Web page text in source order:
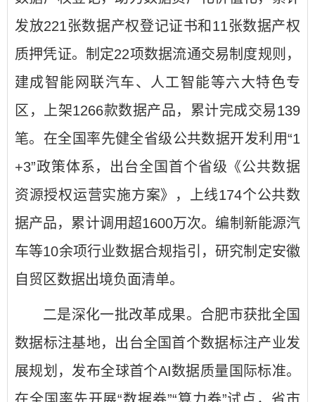
发放221张数据产权登记证书和11张数据产权
质押凭证。制定22项数据流通交易制度规则，
建成智能网联汽车、人工智能等六大特色专
区，上架1266款数据产品，累计完成交易139
笔。在全国率先健全省级公共数据开发利用“1
+3”政策体系，出台全国首个省级《公共数据
资源授权运营实施方案》，上线174个公共数
据产品，累计调用超1600万次。编制新能源汽
车等10余项行业数据合规指引，研究制定安徽
自贸区数据出境负面清单。
二是深化一批改革成果。合肥市获批全国
数据标注基地，出台全国首个数据标注产业发
展规划，发布全球首个AI数据质量国际标准。